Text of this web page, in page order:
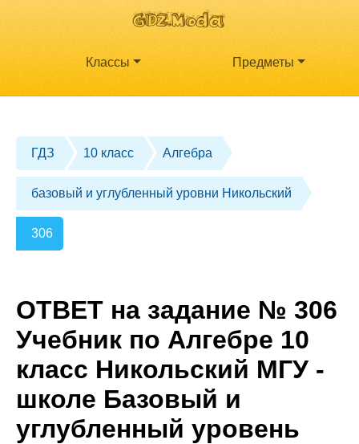
Классы Предметы
ГДЗ 10 класс Алгебра
базовый и углубленный уровни Никольский
306
ОТВЕТ на задание № 306
Учебник по Алгебре 10
класс Никольский МГУ -
школе Базовый и
углубленный уровень